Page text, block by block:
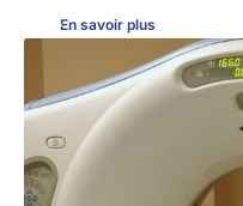
En savoir plus